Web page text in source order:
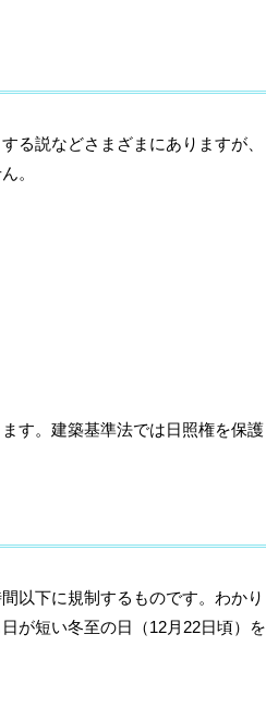
る説などさまざまにありますが、
。
す。建築基準法では日照権を保護
以下に規制するものです。わかり
が短い冬至の日（12月22日頃）を